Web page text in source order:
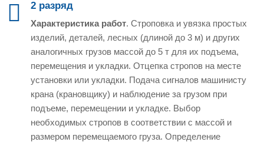
2 разряд
Характеристика работ. Строповка и увязка простых
изделий, деталей, лесных (длиной до 3 м) и других
аналогичных грузов массой до 5 т для их подъема,
перемещения и укладки. Отцепка стропов на месте
установки или укладки. Подача сигналов машинисту
крана (крановщику) и наблюдение за грузом при
подъеме, перемещении и укладке. Выбор
необходимых стропов в соответствии с массой и
размером перемещаемого груза. Определение